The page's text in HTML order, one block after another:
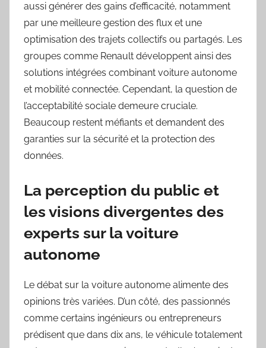
aussi générer des gains d’efficacité, notamment
par une meilleure gestion des flux et une
optimisation des trajets collectifs ou partagés. Les
groupes comme Renault développent ainsi des
solutions intégrées combinant voiture autonome
et mobilité connectée. Cependant, la question de
l’acceptabilité sociale demeure cruciale.
Beaucoup restent méfiants et demandent des
garanties sur la sécurité et la protection des
données.
La perception du public et
les visions divergentes des
experts sur la voiture
autonome
Le débat sur la voiture autonome alimente des
opinions très variées. D’un côté, des passionnés
comme certains ingénieurs ou entrepreneurs
prédisent que dans dix ans, le véhicule totalement